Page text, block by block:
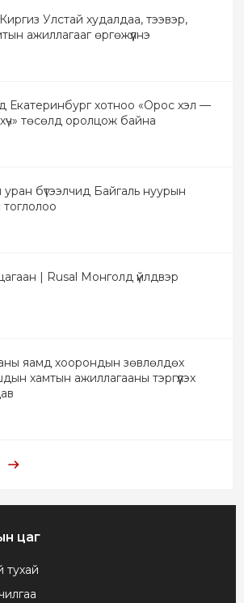
Улстай худалдаа, тээвэр,
ажиллагааг өргөжүүлнэ
Екатеринбург хотноо «Орос хэл —
төсөлд оролцож байна
бүтээлчид Байгаль нуурын
тоглолоо
| Rusal Монголд үйлдвэр
яамд хоорондын зөвлөлдөх
хамтын ажиллагааны тэргүүлэх
цаг
тухай